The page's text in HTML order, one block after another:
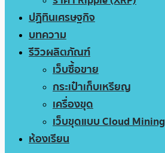
ปฏิทินเศรษฐกิจ
บทความ
รีวิวผลิตภัณฑ์
เว็บซื้อขาย
กระเป๋าเก็บเหรียญ
เครื่องขุด
เว็บขุดแบบ Cloud Mining
ห้องเรียน